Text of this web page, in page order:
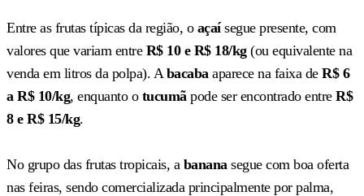
Entre as frutas típicas da região, o açaísegue presente, com
valores que variam entre R$ 10 e R$ 18/kg(ou equivalente na
venda em litros da polpa). A bacaba aparece na faixa de R$ 6
a R$ 10/kg, enquanto o tucumã pode ser encontrado entre R$
8 e R$ 15/kg.
No grupo das frutas tropicais, a banana segue com boa oferta
nas feiras, sendo comercializada principalmente por palma,